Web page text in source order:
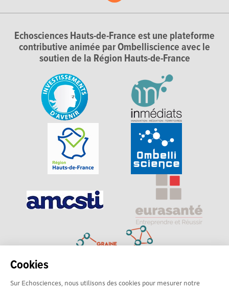
Cookies
Sur Echosciences, nous utilisons des cookies pour mesurer notre
Echosciences Hauts-de-France est une plateforme
contributive animée par Ombelliscience avec le
soutien de la Région Hauts-de-France
Explorer, s’exprimer, rentrer en contact : Echosciences